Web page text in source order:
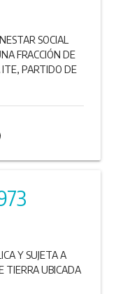
SOCIAL
FRACCIÓN DE
ITE, PARTIDO DE
Y SUJETA A
TIERRA UBICADA